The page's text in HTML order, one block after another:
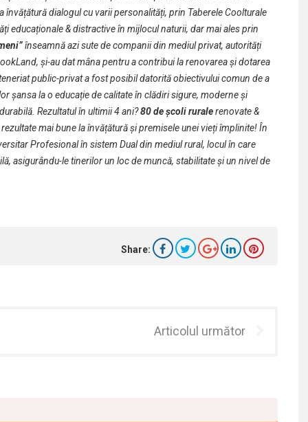
învățătură dialogul cu varii personalități, prin Taberele Coolturale
educaționale & distractive în mijlocul naturii, dar mai ales prin
înseamnă azisute de companiidin mediul privat, autorități
și-au dat mâna pentru a contribui la renovarea și dotarea
public-privat a fost posibil datorită obiectivului comun de a
șansa la o educație de calitate în clădiri sigure, moderne și
Rezultatul în ultimii 4 ani?80 de școli ruralerenovate &
mai bune la învățătură și premisele unei vieți împlinite! În
Profesional în sistem Dualdin mediul rural, locul în care
asigurându-le tinerilor un loc de muncă, stabilitate și un nivel de
Share:
Articolul următor